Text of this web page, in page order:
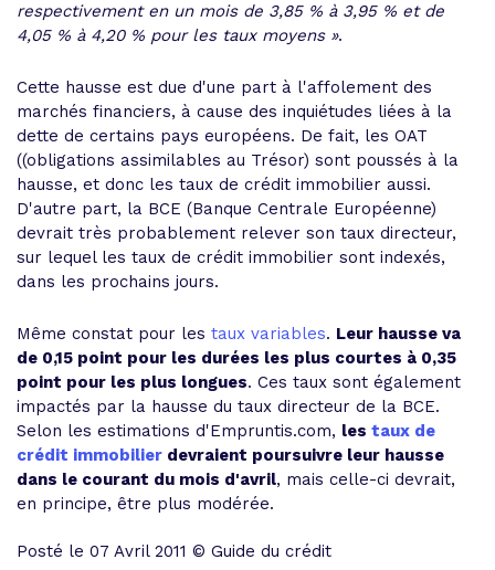
respectivement en un mois de 3,85 % à 3,95 % et de
4,05 % à 4,20 % pour les taux moyens ».
Cette hausse est due d'une part à l'affolement des
marchés financiers, à cause des inquiétudes liées à la
dette de certains pays européens. De fait, les OAT
((obligations assimilables au Trésor) sont poussés à la
hausse, et donc les taux de crédit immobilier aussi.
D'autre part, la BCE (Banque Centrale Européenne)
devrait très probablement relever son taux directeur,
sur lequel les taux de crédit immobilier sont indexés,
dans les prochains jours.
Même constat pour les taux variables. Leur hausse va
de 0,15 point pour les durées les plus courtes à 0,35
point pour les plus longues. Ces taux sont également
impactés par la hausse du taux directeur de la BCE.
Selon les estimations d'Empruntis.com, les taux de
crédit immobilier devraient poursuivre leur hausse
dans le courant du mois d'avril, mais celle-ci devrait,
en principe, être plus modérée.
Posté le 07 Avril 2011 © Guide du crédit